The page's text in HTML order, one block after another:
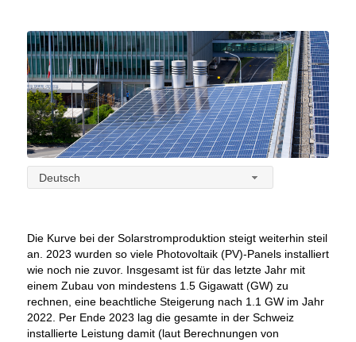
Deutsch
Die Kurve bei der Solarstromproduktion steigt weiterhin steil
an. 2023 wurden so viele Photovoltaik (PV)-Panels installiert
wie noch nie zuvor. Insgesamt ist für das letzte Jahr mit
einem Zubau von mindestens 1.5 Gigawatt (GW) zu
rechnen, eine beachtliche Steigerung nach 1.1 GW im Jahr
2022. Per Ende 2023 lag die gesamte in der Schweiz
installierte Leistung damit (laut Berechnungen von